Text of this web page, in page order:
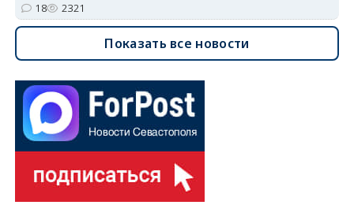
18 2321
Показать все новости